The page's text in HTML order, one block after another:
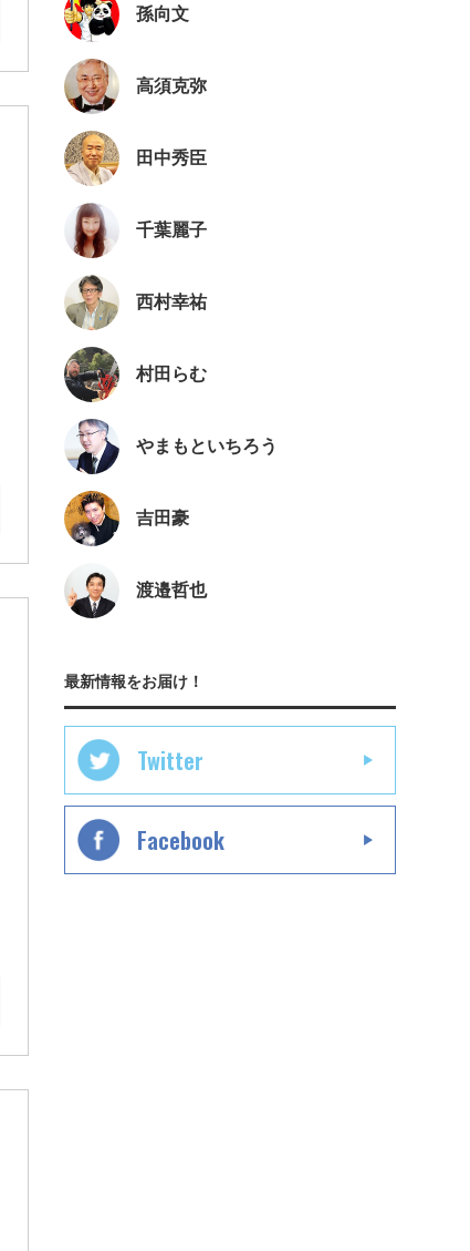
孫向文
高須克弥
田中秀臣
千葉麗子
西村幸祐
村田らむ
やまもといちろう
吉田豪
渡邉哲也
最新情報をお届け！
Twitter
Facebook